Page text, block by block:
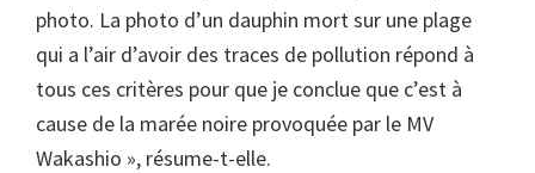
photo. La photo d’un dauphin mort sur une plage
qui a l’air d’avoir des traces de pollution répond à
tous ces critères pour que je conclue que c’est à
cause de la marée noire provoquée par le MV
Wakashio », résume-t-elle.